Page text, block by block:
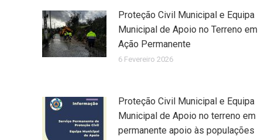
Proteção Civil Municipal e Equipa
Municipal de Apoio no Terreno em
Ação Permanente
6 Fevereiro 2026
Proteção Civil Municipal e Equipa
Municipal de Apoio no terreno em
permanente apoio às populações